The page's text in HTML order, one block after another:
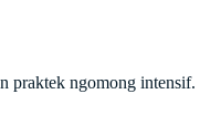
praktek ngomong intensif.